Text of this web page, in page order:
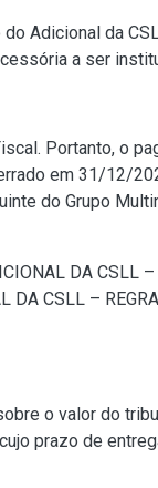
Adicional da
a ser
Portanto, o
em 31/12/
do Grupo
DA CSLL –
CSLL –
o valor do
prazo de